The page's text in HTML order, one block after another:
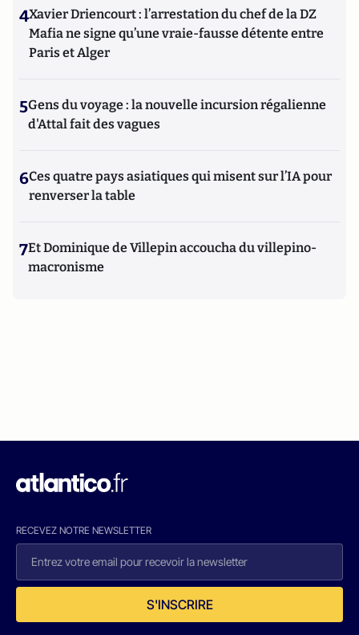
4Xavier Driencourt : l’arrestation du chef de la DZ
Mafia ne signe qu’une vraie-fausse détente entre
Paris et Alger
5Gens du voyage : la nouvelle incursion régalienne
d'Attal fait des vagues
6Ces quatre pays asiatiques qui misent sur l’IA pour
renverser la table
7Et Dominique de Villepin accoucha du villepino-
macronisme
RECEVEZ NOTRE NEWSLETTER
S'INSCRIRE